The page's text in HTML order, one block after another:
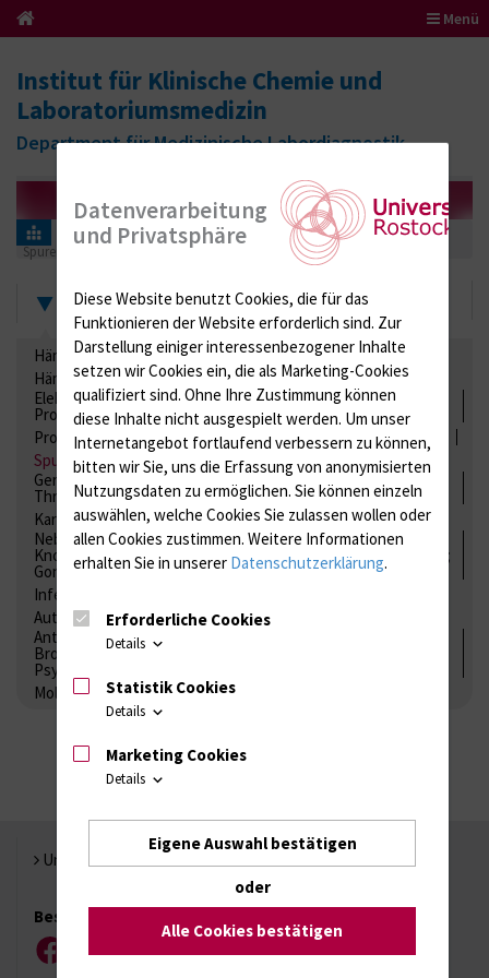
Menü
Institut für Klinische Chemie und
Laboratoriumsmedizin
Department für Medizinische Labordiagnostik
Informationen für Einsender
Ringversuchszertifikate
Spurenelemente
205 (Spurenelemente 01 Urin) 2021
Zertifikate
Hämatologie / Anämie
Retikulozyten
Hämoglobinelektrophorese
Liquordiagnostik
Elektrolyte, Enzyme, Substrate, Metabolite, Blutalkohol,
Proteine
Proteine
Lipide / Lipoproteine Niere / Harnwege
Stuhl
Spurenelemente
Säuren-Basen-Status
Gerinnung / Gerinnungsaktivierung / Gerinnungsfaktoren /
Thrombozytenfunktion / Antikoagulation
Kardiale Marker
Tumormarker
Interleukine
Nebenniere / Niere; Nebenschilddrüse ( Ca-Stoffwechsel /
Knochen; Hypophyse / Wachstum; Gestroinaltrakt / Vitamine;
Gonaden / Zyklus / Sterilität
Infektionsserologie
Autoimmundiagnostik
Antibiotika, Zystostatika, Immunsuppressiva, Amaleptika,
Bronchospasmolytika, Antiepileptika, Kardiaka,
Psychpharmaka
Molekulare Diagnostik
Universität Rostock
Besuchen Sie uns
FacebookInstagramYouTubeLinkedIn
Xing
Datenverarbeitung
und Privatsphäre
Diese Website benutzt Cookies, die für das
Funktionieren der Website erforderlich sind. Zur
Darstellung einiger interessenbezogener Inhalte
setzen wir Cookies ein, die als Marketing-Cookies
qualifiziert sind. Ohne Ihre Zustimmung können
diese Inhalte nicht ausgespielt werden. Um unser
Internetangebot fortlaufend verbessern zu können,
bitten wir Sie, uns die Erfassung von anonymisierten
Nutzungsdaten zu ermöglichen. Sie können einzeln
auswählen, welche Cookies Sie zulassen wollen oder
allen Cookies zustimmen. Weitere Informationen
erhalten Sie in unserer Datenschutzerklärung.
Erforderliche Cookies
Details
Statistik Cookies
Details
Marketing Cookies
Details
Eigene Auswahl bestätigen
oder
Alle Cookies bestätigen